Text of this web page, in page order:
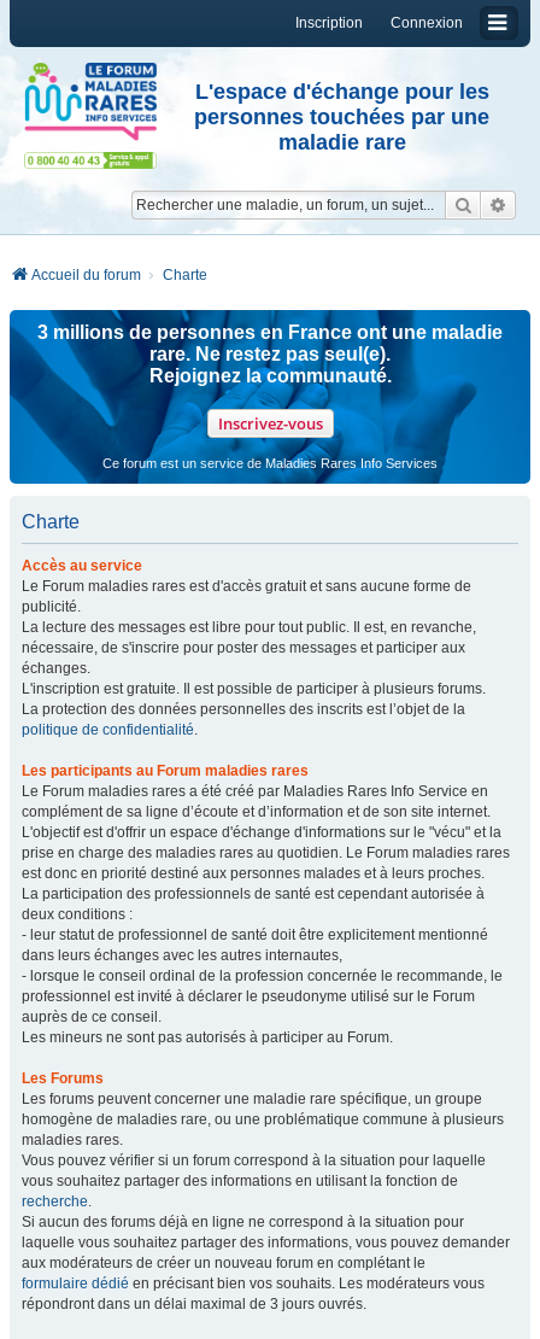
Connexion
Inscription
L'espace d'échange pour les
personnes touchées par une
maladie rare
Accueil du forum Charte
3 millions de personnes en France ont une maladie
rare. Ne restez pas seul(e).
Rejoignez la communauté.
Inscrivez-vous
Ce forum est un service de Maladies Rares Info Services
Charte
Accès au service
Le Forum maladies rares est d'accès gratuit et sans aucune forme de
publicité.
La lecture des messages est libre pour tout public. Il est, en revanche,
nécessaire, de s'inscrire pour poster des messages et participer aux
échanges.
L'inscription est gratuite. Il est possible de participer à plusieurs forums.
La protection des données personnelles des inscrits est l’objet de la
politique de confidentialité.
Les participants au Forum maladies rares
Le Forum maladies rares a été créé par Maladies Rares Info Service en
complément de sa ligne d’écoute et d’information et de son site internet.
L'objectif est d'offrir un espace d'échange d'informations sur le "vécu" et la
prise en charge des maladies rares au quotidien. Le Forum maladies rares
est donc en priorité destiné aux personnes malades et à leurs proches.
La participation des professionnels de santé est cependant autorisée à
deux conditions :
- leur statut de professionnel de santé doit être explicitement mentionné
dans leurs échanges avec les autres internautes,
- lorsque le conseil ordinal de la profession concernée le recommande, le
professionnel est invité à déclarer le pseudonyme utilisé sur le Forum
auprès de ce conseil.
Les mineurs ne sont pas autorisés à participer au Forum.
Les Forums
Les forums peuvent concerner une maladie rare spécifique, un groupe
homogène de maladies rare, ou une problématique commune à plusieurs
maladies rares.
Vous pouvez vérifier si un forum correspond à la situation pour laquelle
vous souhaitez partager des informations en utilisant la fonction de
recherche.
Si aucun des forums déjà en ligne ne correspond à la situation pour
laquelle vous souhaitez partager des informations, vous pouvez demander
aux modérateurs de créer un nouveau forum en complétant le
formulaire dédié en précisant bien vos souhaits. Les modérateurs vous
répondront dans un délai maximal de 3 jours ouvrés.